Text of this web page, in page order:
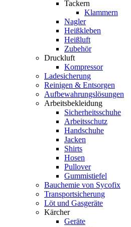
Tackern
Klammern
Nagler
Heißkleben
Heißluft
Zubehör
Druckluft
Kompressor
Ladesicherung
Reinigen & Entsorgen
Aufbewahrungslösungen
Arbeitsbekleidung
Sicherheitsschuhe
Arbeitsschutz
Handschuhe
Jacken
Shirts
Hosen
Pullover
Gummistiefel
Bauchemie von Sycofix
Transportsicherung
Löt und Gasgeräte
Kärcher
Geräte